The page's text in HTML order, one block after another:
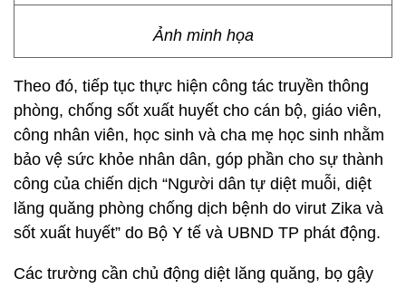
Ảnh minh họa
Theo đó, tiếp tục thực hiện công tác truyền thông
phòng, chống sốt xuất huyết cho cán bộ, giáo viên,
công nhân viên, học sinh và cha mẹ học sinh nhằm
bảo vệ sức khỏe nhân dân, góp phần cho sự thành
công của chiến dịch “Người dân tự diệt muỗi, diệt
lăng quăng phòng chống dịch bệnh do virut Zika và
sốt xuất huyết” do Bộ Y tế và UBND TP phát động.
Các trường cần chủ động diệt lăng quăng, bọ gậy